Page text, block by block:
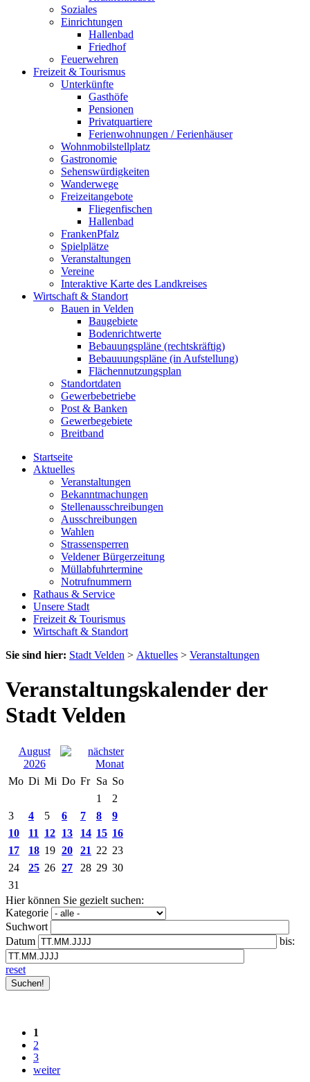
Soziales
Einrichtungen
Hallenbad
Friedhof
Feuerwehren
Freizeit & Tourismus
Unterkünfte
Gasthöfe
Pensionen
Privatquartiere
Ferienwohnungen / Ferienhäuser
Wohnmobilstellplatz
Gastronomie
Sehenswürdigkeiten
Wanderwege
Freizeitangebote
Fliegenfischen
Hallenbad
FrankenPfalz
Spielplätze
Veranstaltungen
Vereine
Interaktive Karte des Landkreises
Wirtschaft & Standort
Bauen in Velden
Baugebiete
Bodenrichtwerte
Bebauungspläne (rechtskräftig)
Bebauuungspläne (in Aufstellung)
Flächennutzungsplan
Standortdaten
Gewerbebetriebe
Post & Banken
Gewerbegebiete
Breitband
Startseite
Aktuelles
Veranstaltungen
Bekanntmachungen
Stellenausschreibungen
Ausschreibungen
Wahlen
Strassensperren
Veldener Bürgerzeitung
Müllabfuhrtermine
Notrufnummern
Rathaus & Service
Unsere Stadt
Freizeit & Tourismus
Wirtschaft & Standort
Sie sind hier: Stadt Velden > Aktuelles > Veranstaltungen
Veranstaltungskalender der
Stadt Velden
August
2026
Mo Di Mi Do Fr Sa So
1
2
3
4 5 6 7 8
9
10
11 12 13 14 15 16
17
18 19 20 21 22 23
24
25 26 27 28 29 30
31
Hier können Sie gezielt suchen:
Kategorie
Suchwort
Datum
bis:
reset
1
2
3
weiter